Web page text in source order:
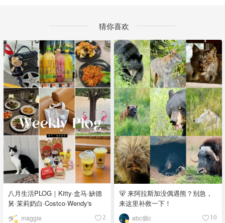
猜你喜欢
八月生活PLOG｜Kitty·盒马·缺德
舅·茉莉奶白·Costco·Wendy's
maggie 2
🐻 来阿拉斯加没偶遇熊？别急，
来这里补救一下！
abc個c 10